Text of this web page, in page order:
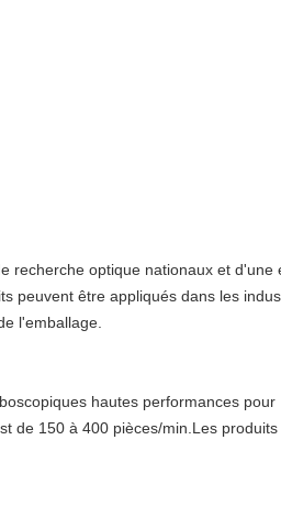
recherche optique nationaux et d'une
peuvent être appliqués dans les
l'emballage.
hautes performances pour
de 150 à 400 pièces/min.Les produits